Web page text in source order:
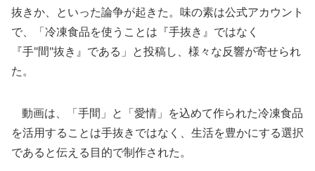
抜きか、といった論争が起きた。味の素は公式アカウント
で、「冷凍食品を使うことは『手抜き』ではなく
『手"間"抜き』である」と投稿し、様々な反響が寄せられ
た。
動画は、「手間」と「愛情」を込めて作られた冷凍食品
を活用することは手抜きではなく、生活を豊かにする選択
であると伝える目的で制作された。